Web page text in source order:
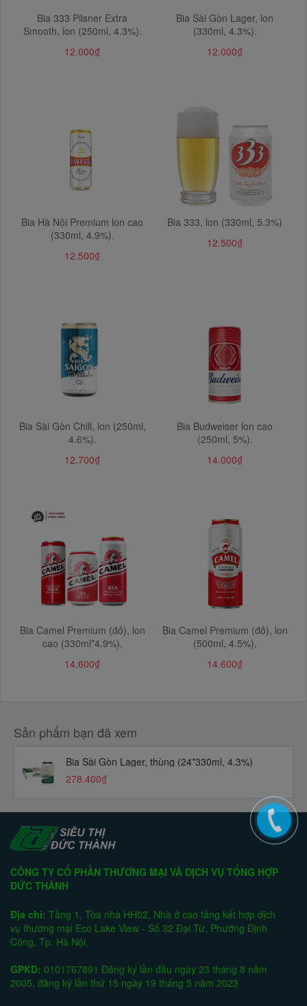
Bia 333 Pilsner Extra
Smooth, lon (250ml, 4.3%).
12.000₫
Bia Sài Gòn Lager, lon
(330ml, 4.3%).
12.000₫
Bia Hà Nội Premium lon cao
(330ml, 4.9%).
12.500₫
Bia 333, lon (330ml, 5.3%)
12.500₫
Bia Sài Gòn Chill, lon (250ml,
4.6%).
12.700₫
Bia Budweiser lon cao
(250ml, 5%).
14.000₫
​​​​​​​Bia Camel Premium (đỏ), lon
cao (330ml*4.9%),
14.600₫
Bia Camel Premium (đỏ), lon
(500ml, 4.5%),
14.600₫
Sản phẩm bạn đã xem
Bia Sài Gòn Lager, thùng (24*330ml, 4.3%)
278.400₫
CÔNG TY CỔ PHẦN THƯƠNG MẠI VÀ DỊCH VỤ TỔNG HỢP
ĐỨC THÀNH
Địa chỉ: Tầng 1, Tòa nhà HH02, Nhà ở cao tầng kết hợp dịch
vụ thương mại Eco Lake View - Số 32 Đại Từ, Phường Định
Công, Tp. Hà Nội.
GPKD: 0101767891 Đăng ký lần đầu ngày 23 tháng 8 năm
2005, đăng ký lần thứ 15 ngày 19 tháng 5 năm 2023